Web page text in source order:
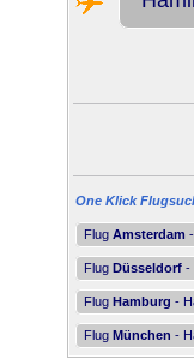
One Klick
Flug Amsterdam
Flug Düsseldorf -
Flug Hamburg -
Flug München -